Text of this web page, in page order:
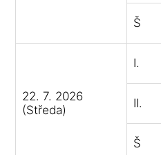
Š
22. 7. 2026
(Středa)
I.
II.
Š